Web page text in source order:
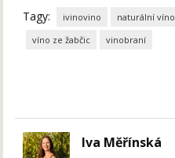
Tagy: ivinovino naturální víno
víno ze žabčic
vinobraní
Iva Měřínská